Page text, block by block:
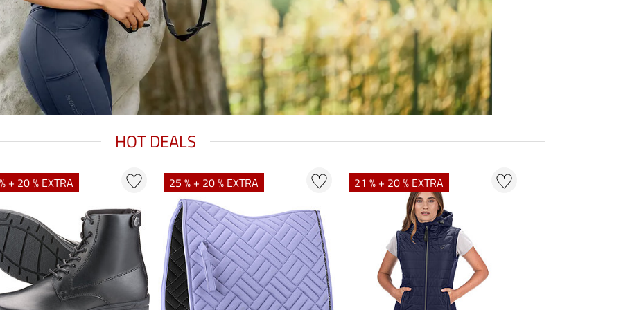
HOT DEALS
+ 20 % EXTRA 25 % + 20 % EXTRA 21 % + 20 % EXTRA